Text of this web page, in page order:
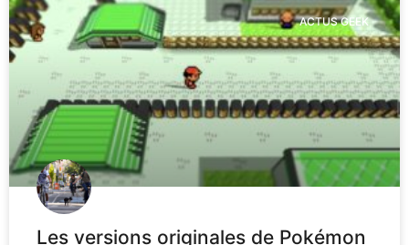
ACTUS GEEK
Les versions originales de Pokémon